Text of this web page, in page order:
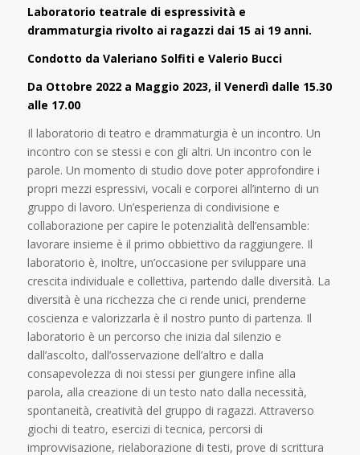
Laboratorio teatrale di espressività e
drammaturgia rivolto ai ragazzi dai 15 ai 19 anni.
Condotto da Valeriano Solfiti e Valerio Bucci
Da Ottobre 2022 a Maggio 2023, il Venerdì dalle 15.30
alle 17.00
Il laboratorio di teatro e drammaturgia è un incontro. Un
incontro con se stessi e con gli altri. Un incontro con le
parole. Un momento di studio dove poter approfondire i
propri mezzi espressivi, vocali e corporei all’interno di un
gruppo di lavoro. Un’esperienza di condivisione e
collaborazione per capire le potenzialità dell’ensamble:
lavorare insieme è il primo obbiettivo da raggiungere. Il
laboratorio è, inoltre, un’occasione per sviluppare una
crescita individuale e collettiva, partendo dalle diversità. La
diversità è una ricchezza che ci rende unici, prenderne
coscienza e valorizzarla è il nostro punto di partenza. Il
laboratorio è un percorso che inizia dal silenzio e
dall’ascolto, dall’osservazione dell’altro e dalla
consapevolezza di noi stessi per giungere infine alla
parola, alla creazione di un testo nato dalla necessità,
spontaneità, creatività del gruppo di ragazzi. Attraverso
giochi di teatro, esercizi di tecnica, percorsi di
improvvisazione, rielaborazione di testi, prove di scrittura